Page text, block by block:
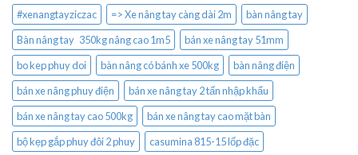
#xenangtayziczac => Xe nâng tay càng dài 2m
bàn nâng tay
Bàn nâng tay 350kg nâng cao 1m5
bán xe nâng tay 51mm
bo kep phuy doi
bàn nâng có bánh xe 500kg
bàn nâng điện
bán xe nâng phuy điện
bán xe nâng tay 2 tấn nhập khẩu
bán xe nâng tay cao 500kg
bán xe nâng tay cao mặt bàn
bộ kẹp gắp phuy đôi 2 phuy
casumina 815-15 lốp đặc